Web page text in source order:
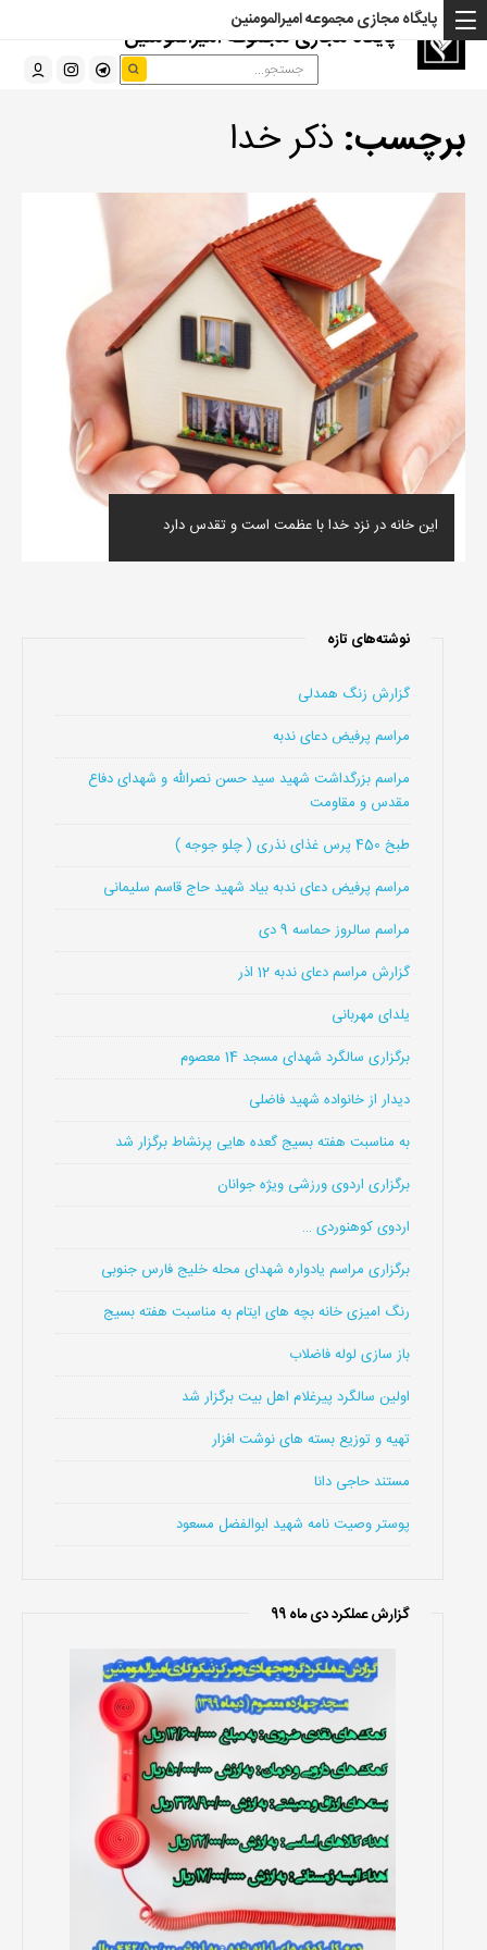
پایگاه مجازی مجموعه امیرالمومنین
پایگاه مجازی مجموعه امیرالمومنین
برچسب: ذکر خدا
این خانه در نزد خدا با عظمت است و تقدس دارد
نوشته‌های تازه
گزارش زنگ همدلی
مراسم پرفیض دعای ندبه
مراسم بزرگداشت شهید سید حسن نصرالله و شهدای دفاع
مقدس و مقاومت
طبخ 450 پرس غذای نذری ( چلو جوجه )
مراسم پرفیض دعای ندبه بیاد شهید حاج قاسم سلیمانی
مراسم سالروز حماسه 9 دی
گزارش مراسم دعای ندبه 12 اذر
یلدای مهربانی
برگزاری سالگرد شهدای مسجد 14 معصوم
دیدار از خانواده شهید فاضلی
به مناسبت هفته بسیج گعده هایی پرنشاط برگزار شد
برگزاری اردوی ورزشی ویژه جوانان
اردوی کوهنوردی …
برگزاری مراسم یادواره شهدای محله خلیج فارس جنوبی
رنگ امیزی خانه بچه های ایتام به مناسبت هفته بسیج
باز سازی لوله فاضلاب
اولین سالگرد پیرغلام اهل بیت برگزار شد
تهیه و توزیع بسته های نوشت افزار
مستند حاجی دانا
پوستر وصیت نامه شهید ابوالفضل مسعود
گزارش عملکرد دی ماه 99